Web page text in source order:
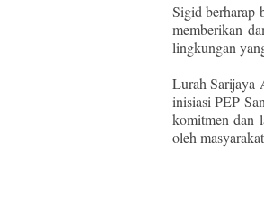
Sigid berharap
memberikan
lingkungan
Lurah Sarijaya
inisiasi PEP
komitmen dan
oleh